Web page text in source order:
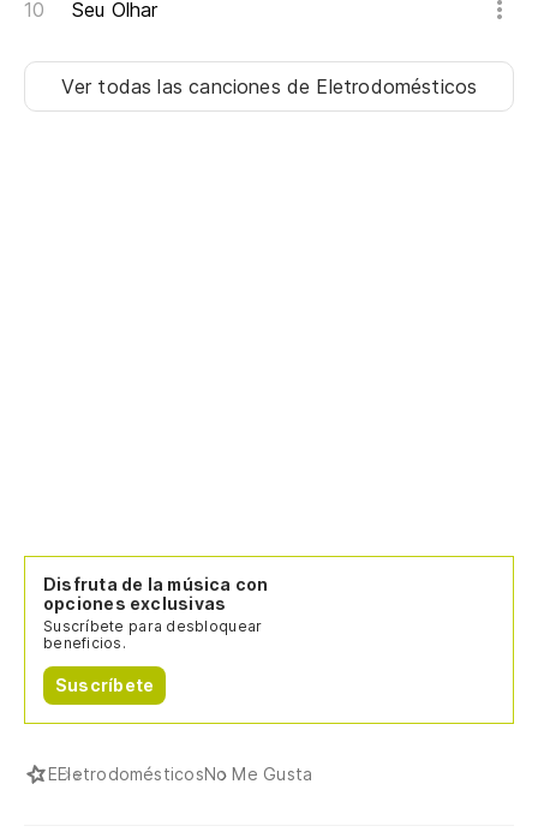
Seu Olhar
Ver todas las canciones de Eletrodomésticos
Disfruta de la música con
opciones exclusivas
Suscríbete para desbloquear
beneficios.
Suscríbete
EEletrodomésticosNo Me Gusta